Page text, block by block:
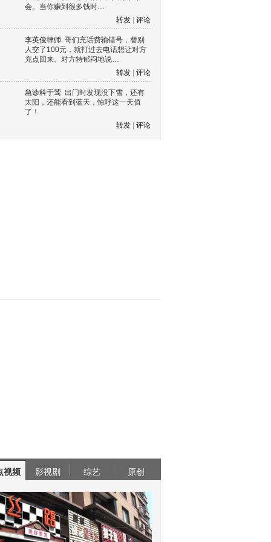
会。当你赚到很多钱时…
转发
评论
李英俊律师 哥们充话费输错号，替别
人交了100元，就打过去电话想让对方
充点回来。对方特郁闷地说…
转发
评论
急诊科于莺 出门时发现没下雪，还有
太阳，还能看到蓝天，惊呼这一天值
了！
转发
评论
视频 影视剧 综艺 原创